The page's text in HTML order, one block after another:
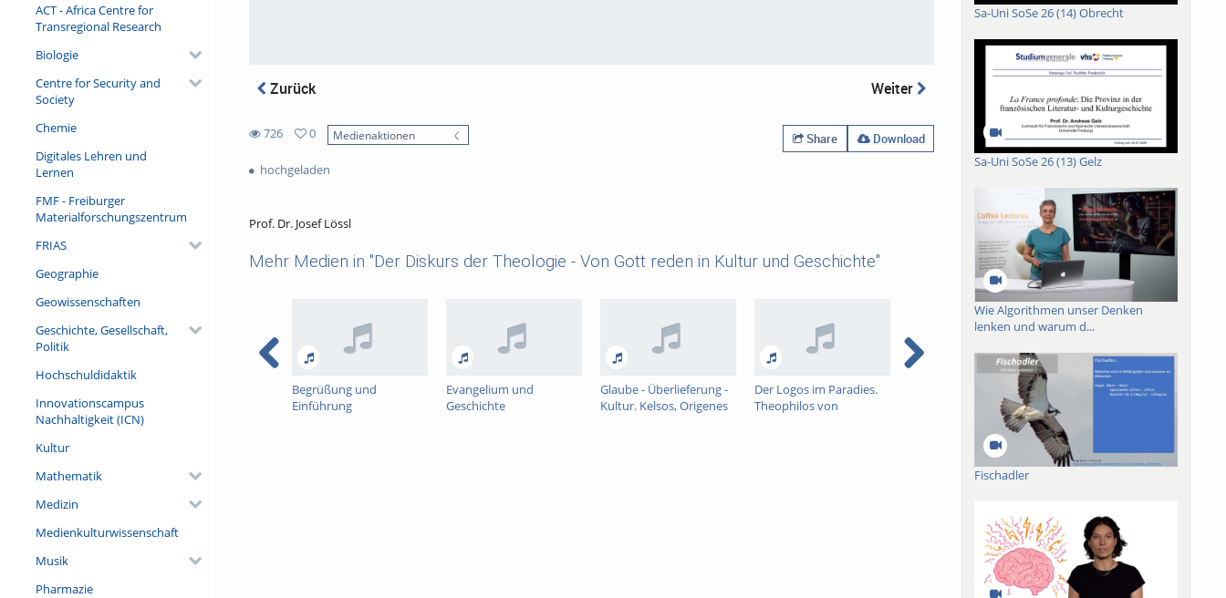
ACT - Africa Centre for
Transregional Research
Biologie
Centre for Security and
Society
Chemie
Digitales Lehren und
Lernen
FMF - Freiburger
Materialforschungszentrum
FRIAS
Geographie
Geowissenschaften
Geschichte, Gesellschaft,
Politik
Hochschuldidaktik
Innovationscampus
Nachhaltigkeit (ICN)
Kultur
Mathematik
Medizin
Medienkulturwissenschaft
Musik
Pharmazie
Zurück Weiter
726
views
0
favorites
Medienaktionen Share
Download
hochgeladen
Prof. Dr. Josef Lössl
Mehr Medien in "Der Diskurs der Theologie - Von Gott reden in Kultur und Geschichte"
Begrüßung und
Einführung
Evangelium und
Geschichte
Glaube - Überlieferung -
Kultur. Kelsos, Origenes
Der Logos im Paradies.
Theophilos von
Theologiegeschichte als
Gedächtnisgeschichte
Technologische
Heilserwartungen
Sa-Uni SoSe 26 (14) Obrecht
Sa-Uni SoSe 26 (13) Gelz
Wie Algorithmen unser Denken
lenken und warum d...
Fischadler